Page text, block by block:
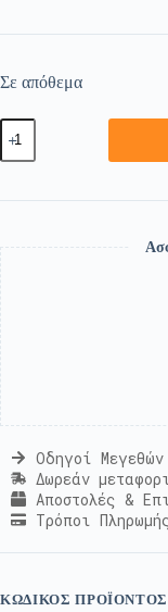
Σε απόθεμα
Οδηγοί Μεγεθών
Δωρεάν
Αποστολές &
Τρόποι
ΚΩΔΙΚΌΣ